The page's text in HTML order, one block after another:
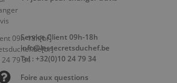
Service Client 09h-18h
info@lessecretsduchef.be
Tel : +32(0)10 24 79 34
Foire aux questions